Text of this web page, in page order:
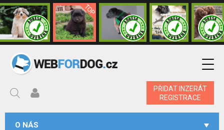
PŘIDAT INZERÁT
REGISTRACE
O NÁS